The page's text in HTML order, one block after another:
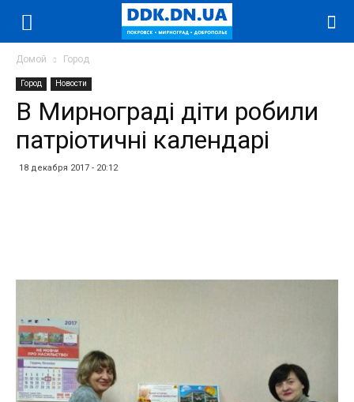
Домой Город
Город Новости
В Мирнограді діти робили
патріотичні календарі
18 декабря 2017 - 20:12